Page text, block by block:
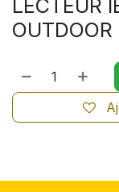
LECTEUR
OUTDOOR